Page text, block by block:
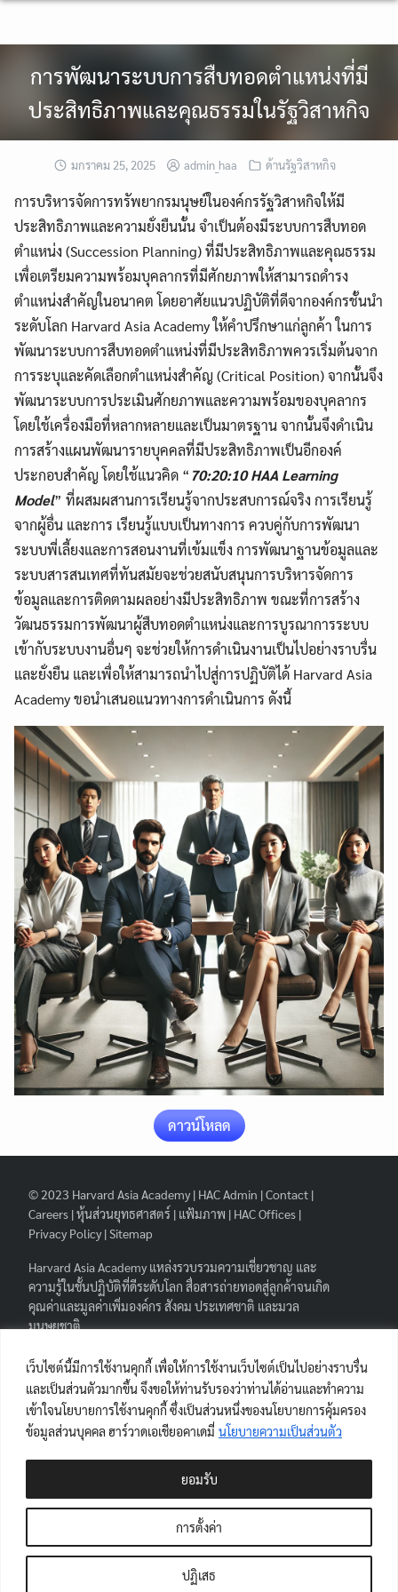
เว็บไซต์นี้มีการใช้งานคุกกี้ เพื่อให้การใช้งานเว็บไซต์เป็นไปอย่างราบรื่น
และเป็นส่วนตัวมากขึ้น จึงขอให้ท่านรับรองว่าท่านได้อ่านและทำความ
เข้าใจนโยบายการใช้งานคุกกี้ ซึ่งเป็นส่วนหนึ่งของนโยบายการคุ้มครอง
ข้อมูลส่วนบุคคล ฮาร์วาดเอเชียอคาเดมี่ นโยบายความเป็นส่วนตัว
การตั้งค่า
ปฏิเสธ
ยอมรับ
Search
for:
Search
การพัฒนาระบบการสืบทอดตำแหน่งที่มี
ประสิทธิภาพและคุณธรรมในรัฐวิสาหกิจ
มกราคม 25, 2025 admin_haa ด้านรัฐวิสาหกิจ
การบริหารจัดการทรัพยากรมนุษย์ในองค์กรรัฐวิสาหกิจให้มี
ประสิทธิภาพและความยั่งยืนนั้น จำเป็นต้องมีระบบการสืบทอด
ตำแหน่ง (Succession Planning) ที่มีประสิทธิภาพและคุณธรรม
เพื่อเตรียมความพร้อมบุคลากรที่มีศักยภาพให้สามารถดำรง
ตำแหน่งสำคัญในอนาคต โดยอาศัยแนวปฏิบัติที่ดีจากองค์กรชั้นนำ
ระดับโลก Harvard Asia Academy ให้คำปรึกษาแก่ลูกค้า ในการ
พัฒนาระบบการสืบทอดตำแหน่งที่มีประสิทธิภาพควรเริ่มต้นจาก
การระบุและคัดเลือกตำแหน่งสำคัญ (Critical Position) จากนั้นจึง
พัฒนาระบบการประเมินศักยภาพและความพร้อมของบุคลากร
โดยใช้เครื่องมือที่หลากหลายและเป็นมาตรฐาน จากนั้นจึงดำเนิน
การสร้างแผนพัฒนารายบุคคลที่มีประสิทธิภาพเป็นอีกองค์
ประกอบสำคัญ โดยใช้แนวคิด “ 70:20:10 HAA Learning
Model” ที่ผสมผสานการเรียนรู้จากประสบการณ์จริง การเรียนรู้
จากผู้อื่น และการ เรียนรู้แบบเป็นทางการ ควบคู่กับการพัฒนา
ระบบพี่เลี้ยงและการสอนงานที่เข้มแข็ง การพัฒนาฐานข้อมูลและ
ระบบสารสนเทศที่ทันสมัยจะช่วยสนับสนุนการบริหารจัดการ
ข้อมูลและการติดตามผลอย่างมีประสิทธิภาพ ขณะที่การสร้าง
วัฒนธรรมการพัฒนาผู้สืบทอดตำแหน่งและการบูรณาการระบบ
เข้ากับระบบงานอื่นๆ จะช่วยให้การดำเนินงานเป็นไปอย่างราบรื่น
และยั่งยืน และเพื่อให้สามารถนำไปสู่การปฏิบัติได้ Harvard Asia
Academy ขอนำเสนอแนวทางการดำเนินการ ดังนี้
ดาวน์โหลด
© 2023 Harvard Asia Academy | HAC Admin |Contact |
Careers |หุ้นส่วนยุทธศาสตร์ | แฟ้มภาพ | HAC Offices |
Privacy Policy | Sitemap
Harvard Asia Academy แหล่งรวบรวมความเชี่ยวชาญ และ
ความรู้ในชั้นปฏิบัติที่ดีระดับโลก สื่อสารถ่ายทอดสู่ลูกค้าจนเกิด
คุณค่าและมูลค่าเพิ่มองค์กร สังคม ประเทศชาติ และมวล
มนุษยชาติ.
FOLLOW HAA|
ผู้เยี่ยมชมเว็บไซต์
Views Today : 19
Views Last 7 days : 238
Views Last 30 days : 737